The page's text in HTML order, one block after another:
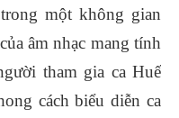
một không gian
âm nhạc mang tính
tham gia ca Huế
cách biểu diễn ca